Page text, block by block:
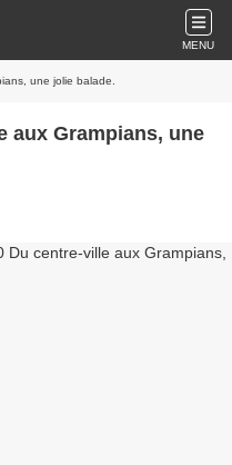
MENU
une jolie balade.
aux Grampians, une